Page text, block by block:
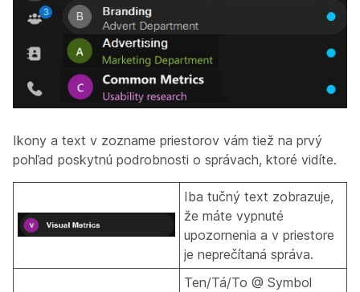
Ikony a text v zozname priestorov vám tiež na prvý
pohľad poskytnú podrobnosti o správach, ktoré vidíte.
Iba tučný text zobrazuje,
že máte vypnuté
upozornenia a v priestore
je neprečítaná správa.
Ten/Tá/To @ Symbol